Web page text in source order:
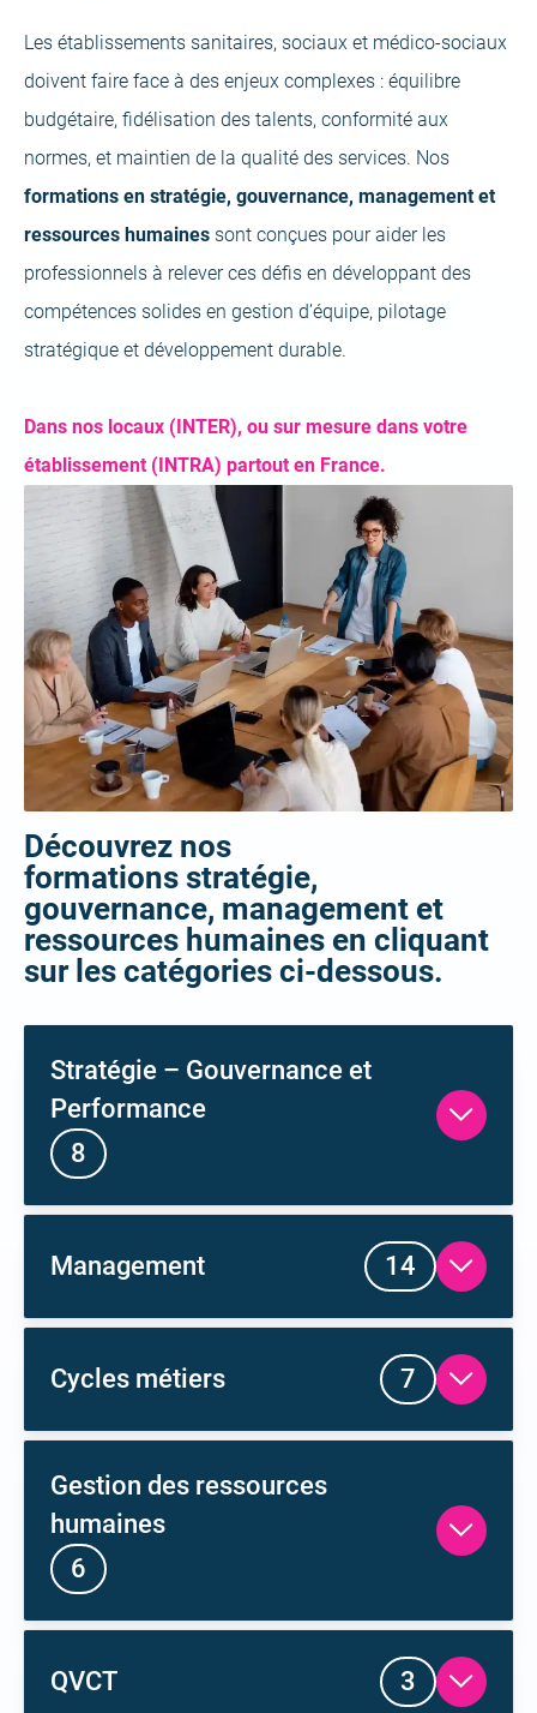
Les établissements sanitaires, sociaux et médico-sociaux
doivent faire face à des enjeux complexes : équilibre
budgétaire, fidélisation des talents, conformité aux
normes, et maintien de la qualité des services. Nos
formations en stratégie, gouvernance, management et
ressources humaines sont conçues pour aider les
professionnels à relever ces défis en développant des
compétences solides en gestion d’équipe, pilotage
stratégique et développement durable​.
Dans nos locaux (INTER), ou sur mesure dans votre
établissement (INTRA) partout en France.
Découvrez nos
formations stratégie,
gouvernance, management et
ressources humaines en cliquant
sur les catégories ci-dessous.
Stratégie – Gouvernance et
Performance
8
Ouvrir
formations
Management 14 Ouvrir
formations
Cycles métiers 7Ouvrir
formations
Gestion des ressources
humaines
6
Ouvrir
QVCT 3Ouvrir
formations